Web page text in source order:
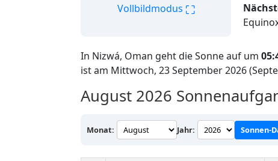
Vollbildmodus ⛶
In Nizwá, Oman geht die Sonne auf um
ist am Mittwoch, 23 September 2026
August 2026
Monat: Jahr: Sonnen-